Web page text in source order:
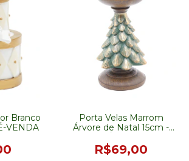
Branco
VENDA
Porta Velas Marrom
Árvore de Natal 15cm -
R$69,00